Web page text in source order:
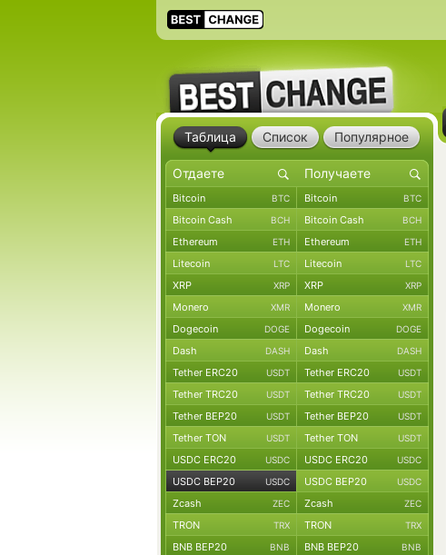
Таблица Список Популярное
Bitcoin BTC Bitcoin BTC
Bitcoin Cash BCH Bitcoin Cash BCH
Ethereum ETH Ethereum ETH
Litecoin LTC Litecoin LTC
XRP XRP XRP XRP
Monero XMR Monero XMR
Dogecoin DOGE Dogecoin DOGE
Dash DASH Dash DASH
Tether ERC20 USDT Tether ERC20 USDT
Tether TRC20 USDT Tether TRC20 USDT
Tether BEP20 USDT Tether BEP20 USDT
Tether TON USDT Tether TON USDT
USDC ERC20 USDC USDC ERC20 USDC
USDC BEP20 USDC USDC BEP20 USDC
Zcash ZEC Zcash ZEC
TRON TRX TRON TRX
BNB BEP20 BNB BNB BEP20 BNB